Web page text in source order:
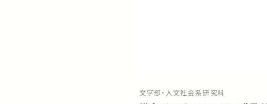
文学部・人文社会系研究科